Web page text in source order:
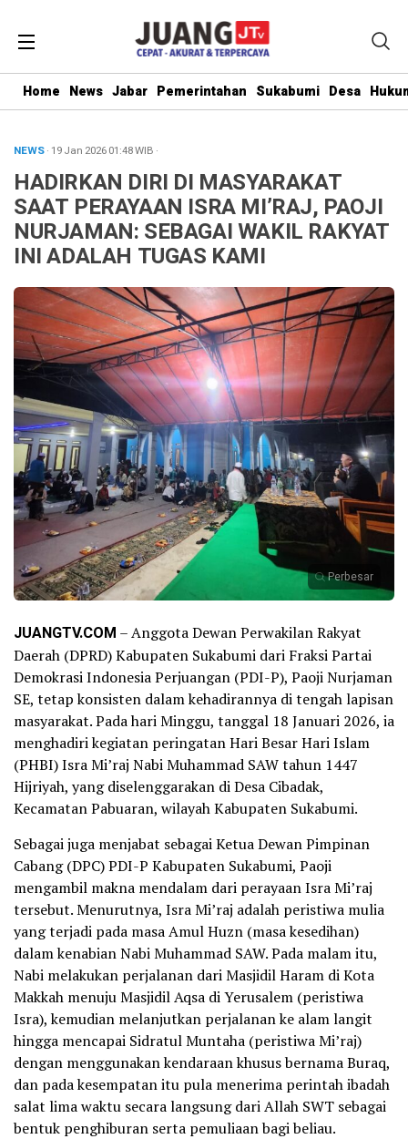
Home News Jabar Pemerintahan Sukabumi Desa
NEWS· 19 Jan 202601:48WIB ·
HADIRKAN DIRI DI MASYARAKAT
SAAT PERAYAAN ISRA MI’RAJ, PAOJI
NURJAMAN: SEBAGAI WAKIL RAKYAT
INI ADALAH TUGAS KAMI
Perbesar
JUANGTV.COM – Anggota Dewan Perwakilan Rakyat
Daerah (DPRD) Kabupaten Sukabumi dari Fraksi Partai
Demokrasi Indonesia Perjuangan (PDI-P), Paoji Nurjaman
SE, tetap konsisten dalam kehadirannya di tengah lapisan
masyarakat. Pada hari Minggu, tanggal 18 Januari 2026, ia
menghadiri kegiatan peringatan Hari Besar Hari Islam
(PHBI) Isra Mi’raj Nabi Muhammad SAW tahun 1447
Hijriyah, yang diselenggarakan di Desa Cibadak,
Kecamatan Pabuaran, wilayah Kabupaten Sukabumi.
Sebagai juga menjabat sebagai Ketua Dewan Pimpinan
Cabang (DPC) PDI-P Kabupaten Sukabumi, Paoji
mengambil makna mendalam dari perayaan Isra Mi’raj
tersebut. Menurutnya, Isra Mi’raj adalah peristiwa mulia
yang terjadi pada masa Amul Huzn (masa kesedihan)
dalam kenabian Nabi Muhammad SAW. Pada malam itu,
Nabi melakukan perjalanan dari Masjidil Haram di Kota
Makkah menuju Masjidil Aqsa di Yerusalem (peristiwa
Isra), kemudian melanjutkan perjalanan ke alam langit
hingga mencapai Sidratul Muntaha (peristiwa Mi’raj)
dengan menggunakan kendaraan khusus bernama Buraq,
dan pada kesempatan itu pula menerima perintah ibadah
salat lima waktu secara langsung dari Allah SWT sebagai
bentuk penghiburan serta pemuliaan bagi beliau.